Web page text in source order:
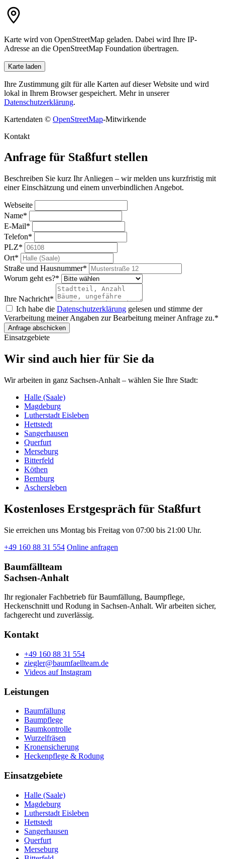
Karte wird von OpenStreetMap geladen. Dabei wird Ihre IP-
Adresse an die OpenStreetMap Foundation übertragen.
Karte laden
Ihre Zustimmung gilt für alle Karten auf dieser Website und wird
lokal in Ihrem Browser gespeichert. Mehr in unserer
Datenschutzerklärung.
Kartendaten © OpenStreetMap-Mitwirkende
Kontakt
Anfrage für Staßfurt stellen
Beschreiben Sie kurz Ihr Anliegen – wir melden uns kurzfristig mit
einer Einschätzung und einem unverbindlichen Angebot.
Webseite
Name*
E-Mail*
Telefon*
PLZ*
Ort*
Straße und Hausnummer*
Worum geht es?*
Ihre Nachricht*
Ich habe die Datenschutzerklärung gelesen und stimme der
Verarbeitung meiner Angaben zur Bearbeitung meiner Anfrage zu.*
Anfrage abschicken
Einsatzgebiete
Wir sind auch hier für Sie da
Wir arbeiten in ganz Sachsen-Anhalt – wählen Sie Ihre Stadt:
Halle (Saale)
Magdeburg
Lutherstadt Eisleben
Hettstedt
Sangerhausen
Querfurt
Merseburg
Bitterfeld
Köthen
Bernburg
Aschersleben
Kostenloses Erstgespräch für Staßfurt
Sie erreichen uns Montag bis Freitag von 07:00 bis 21:00 Uhr.
+49 160 88 31 554 Online anfragen
Baumfällteam
Sachsen-Anhalt
Ihr regionaler Fachbetrieb für Baumfällung, Baumpflege,
Heckenschnitt und Rodung in Sachsen-Anhalt. Wir arbeiten sicher,
fachgerecht und zuverlässig.
Kontakt
+49 160 88 31 554
ziegler@baumfaellteam.de
Videos auf Instagram
Leistungen
Baumfällung
Baumpflege
Baumkontrolle
Wurzelfräsen
Kronensicherung
Heckenpflege & Rodung
Einsatzgebiete
Halle (Saale)
Magdeburg
Lutherstadt Eisleben
Hettstedt
Sangerhausen
Querfurt
Merseburg